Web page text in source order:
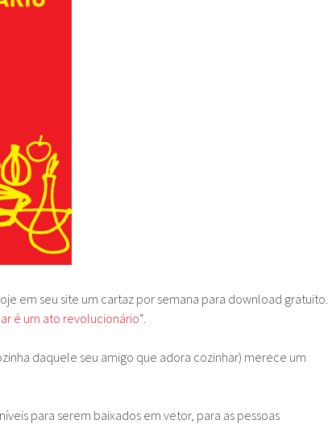
em seu site um cartaz por semana para download gratuito.
é um ato revolucionário“.
daquele seu amigo que adora cozinhar) merece um
para serem baixados em vetor, para as pessoas